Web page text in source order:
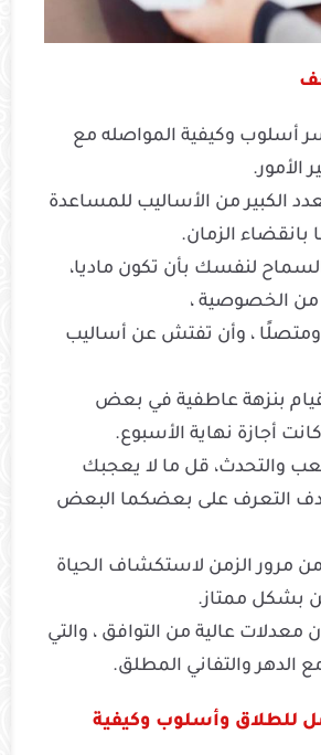
وكيفية المواصله مع
الأمور.
الكبير من الأساليب للمساعدة
بانقضاء الزمان.
لنفسك بأن تكون ماديا،
الخصوصية ،
ومتصلًا ، وأن تفتش عن أساليب
بنزهة عاطفية في بعض
كانت أجازة نهاية الأسبوع.
والتحدث، قل ما لا يعجبك
التعرف على بعضكما البعض
مرور الزمن لاستكشاف الحياة
بشكل ممتاز.
عالية من التوافق ، والتي
والتفاني المطلق.
للطلاق وأسلوب وكيفية